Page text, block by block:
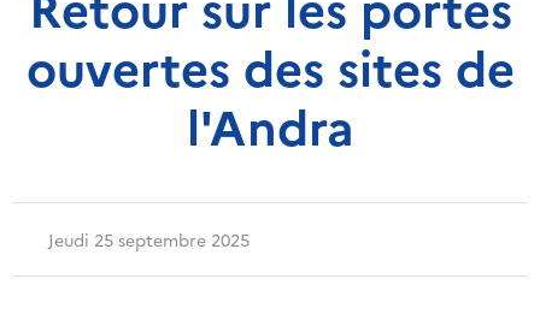
ouvertes des sites de
l'Andra
Jeudi 25 septembre 2025